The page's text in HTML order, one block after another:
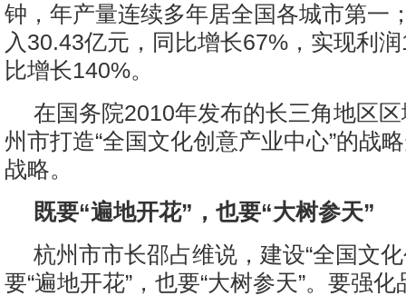
钟，年产量连续多年居全国各城市第一
入30.43亿元，同比增长67%，实现利
比增长140%。
在国务院2010年发布的长三角地区
州市打造“全国文化创意产业中心”的战
战略。
既要“遍地开花”，也要“大树参天”
杭州市市长邵占维说，建设“全国文
要“遍地开花”，也要“大树参天”。要强